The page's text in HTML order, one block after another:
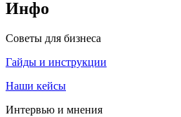
Инфо
Советы для бизнеса
Гайды и инструкции
Наши кейсы
Интервью и мнения